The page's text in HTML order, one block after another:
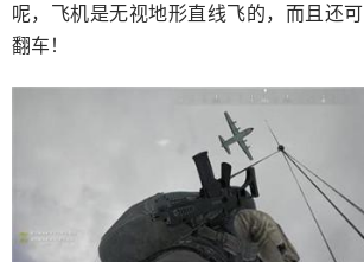
呢，飞机是无视地形直线飞的，而且还
翻车！